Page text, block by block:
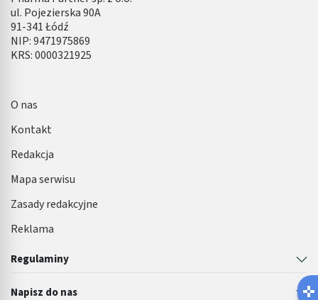
ul. Pojezierska 90A
91-341 Łódź
NIP: 9471975869
KRS: 0000321925
Regulaminy
Napisz do nas
O nas
Kontakt
Redakcja
Mapa serwisu
Zasady redakcyjne
Reklama